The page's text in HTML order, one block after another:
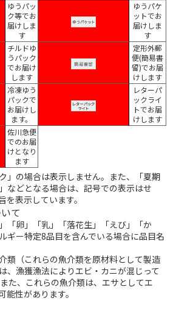
ゆうパッ
ク等でお
届けしま
す
ゆうパケ
ットでお
届けしま
す
チルドゆ
うパック
でお届け
します
定形外郵
便(簡易書
留)でお届
けします
冷凍ゆう
パックで
お届けし
ます。
レターパ
ックライ
トでお届
けします
佐川急便
でのお届
けとなり
ます
」の場合は表示しません。また、「夏期
などとなる場合は、記号での表示はせ
表示しています。
て
「卵」「乳」「落花生」「えび」「か
ギー特定8品目を含んでいる場合に品目名
類（これらの魚介類を原材料として製造
、漁獲漁法によりエビ・カニが混じって
た、これらの魚介類は、エサとしてエ
能性があります。